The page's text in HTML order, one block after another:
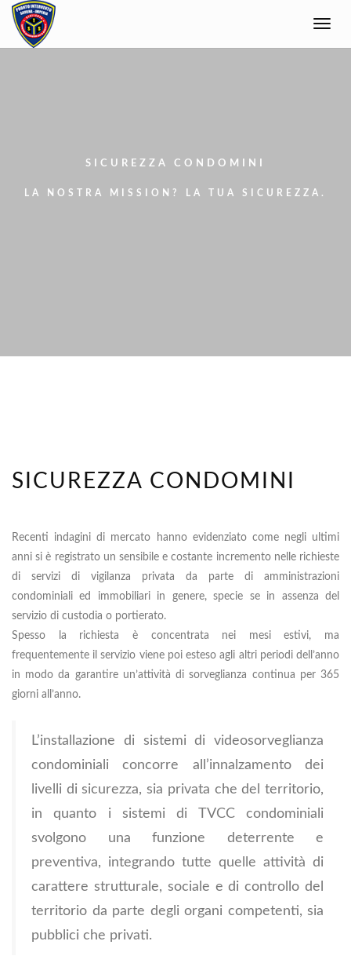
Toggle
SICUREZZA CONDOMINI
LA NOSTRA MISSION? LA TUA SICUREZZA.
SICUREZZA CONDOMINI
Recenti indagini di mercato hanno evidenziato come negli ultimi
anni si è registrato un sensibile e costante incremento nelle richieste
di servizi di vigilanza privata da parte di amministrazioni
condominiali ed immobiliari in genere, specie se in assenza del
servizio di custodia o portierato.
Spesso la richiesta è concentrata nei mesi estivi, ma
frequentemente il servizio viene poi esteso agli altri periodi dell’anno
in modo da garantire un’attività di sorveglianza continua per 365
giorni all’anno.
L’installazione di sistemi di videosorveglianza
condominiali concorre all’innalzamento dei
livelli di sicurezza, sia privata che del territorio,
in quanto i sistemi di TVCC condominiali
svolgono una funzione deterrente e
preventiva, integrando tutte quelle attività di
carattere strutturale, sociale e di controllo del
territorio da parte degli organi competenti, sia
pubblici che privati.